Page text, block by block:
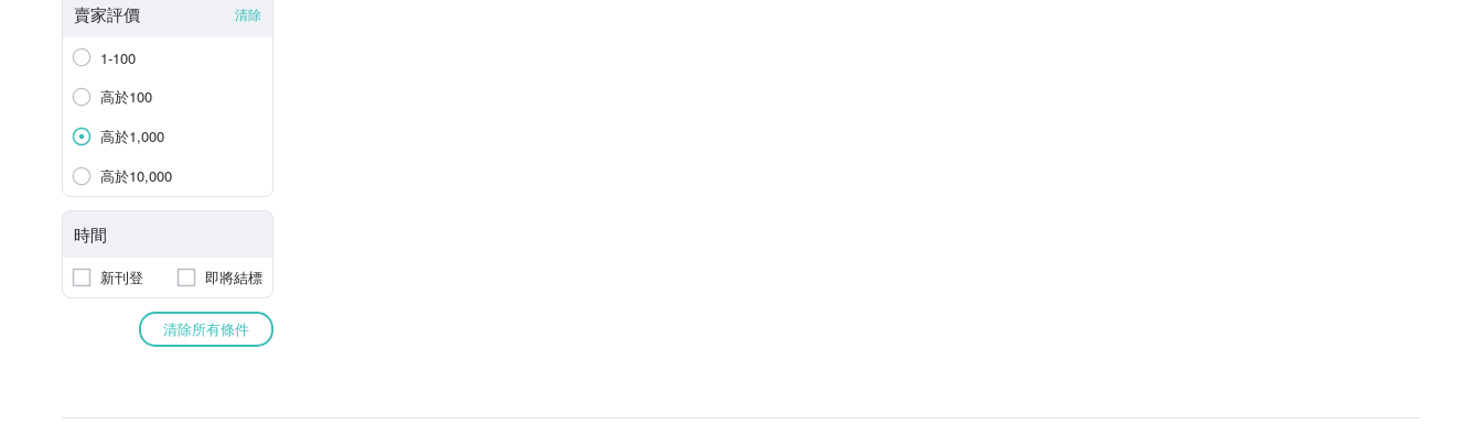
賣家評價 清除
1-100
高於100
高於1,000
高於10,000
時間
新刊登 即將結標
清除所有條件